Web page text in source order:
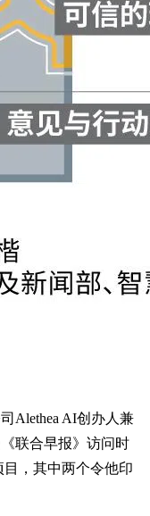
Alethea AI创办人兼
联合早报》访问时
，其中两个令他印